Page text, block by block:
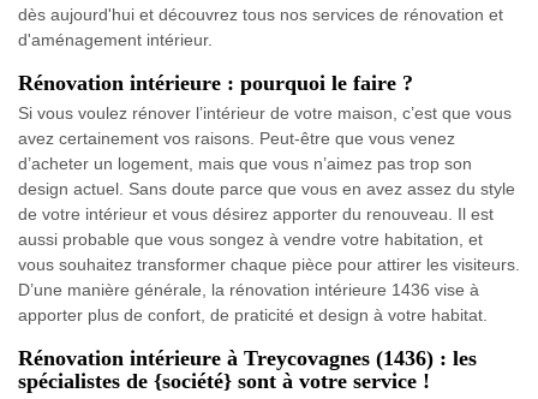
dès aujourd'hui et découvrez tous nos services de rénovation et
d'aménagement intérieur.
Rénovation intérieure : pourquoi le faire ?
Si vous voulez rénover l’intérieur de votre maison, c’est que vous
avez certainement vos raisons. Peut-être que vous venez
d’acheter un logement, mais que vous n’aimez pas trop son
design actuel. Sans doute parce que vous en avez assez du style
de votre intérieur et vous désirez apporter du renouveau. Il est
aussi probable que vous songez à vendre votre habitation, et
vous souhaitez transformer chaque pièce pour attirer les visiteurs.
D’une manière générale, la rénovation intérieure 1436 vise à
apporter plus de confort, de praticité et design à votre habitat.
Rénovation intérieure à Treycovagnes (1436) : les
spécialistes de {société} sont à votre service !